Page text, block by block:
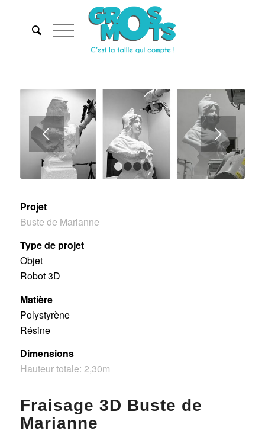
Suivant
1 2 4
Projet
Buste de Marianne
Type de projet
Objet
Robot 3D
Matière
Polystyrène
Résine
Dimensions
Hauteur totale: 2,30m
Fraisage 3D Buste de
Marianne